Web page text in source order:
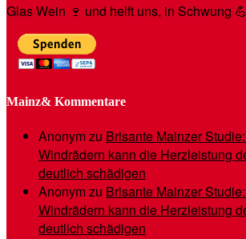
Glas Wein 🍷 und helft uns, in Schwung
Mainz& Kommentare
Anonymzu Brisante Mainzer
Windrädern kann die Herzleistung
deutlich schädigen
Anonymzu Brisante Mainzer
Windrädern kann die Herzleistung
deutlich schädigen